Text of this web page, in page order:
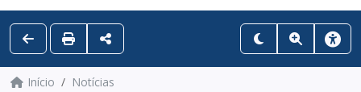
Início Notícias